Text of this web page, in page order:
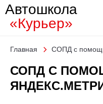
Автошкола
«Курьер»
Главная СОПД с
СОПД С